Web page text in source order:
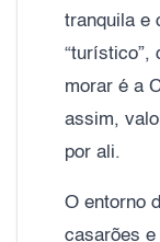
tranquila e
“turístico”,
morar é a
assim,
por ali.
O entorno
casarões e